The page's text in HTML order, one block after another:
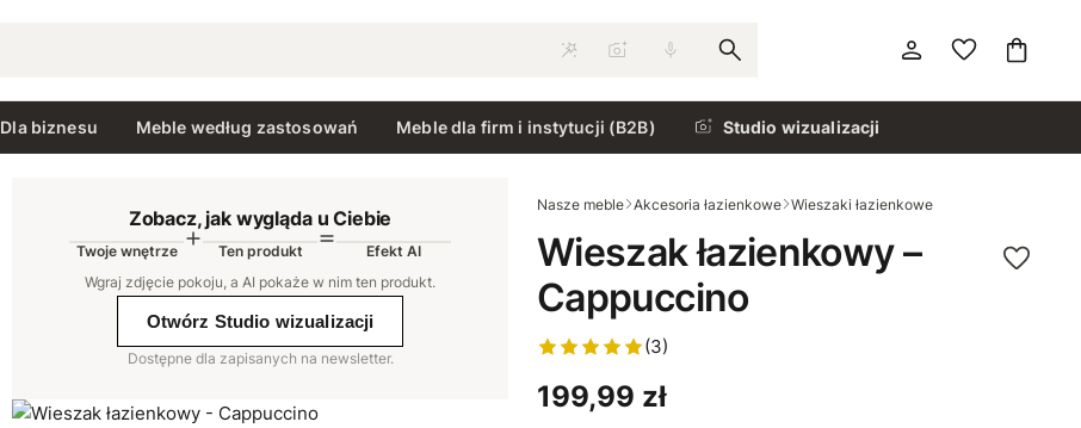
Dla biznesu Meble według zastosowań Meble dla firm i instytucji (B2B) Studio wizualizacji
Zobacz, jak wygląda u Ciebie
Twoje wnętrze Ten produkt
Efekt AI
Wgraj zdjęcie pokoju, a AI pokaże w nim ten produkt.
Otwórz Studio wizualizacji
Dostępne dla zapisanych na newsletter.
Nasze meble Akcesoria łazienkowe Wieszaki łazienkowe
Wieszak łazienkowy –
Cappuccino
(3)
199,99 zł